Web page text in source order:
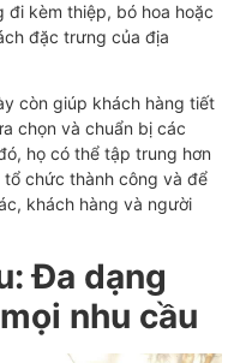
đi kèm thiệp, bó hoa hoặc
đặc trưng của địa
còn giúp khách hàng tiết
chọn và chuẩn bị các
họ có thể tập trung hơn
chức thành công và để
khách hàng và người
Đa dạng
nhu cầu